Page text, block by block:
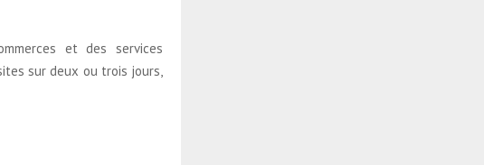
et des services
sur deux ou trois jours,